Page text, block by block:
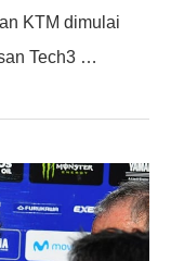
KTM dimulai
Tech3 …